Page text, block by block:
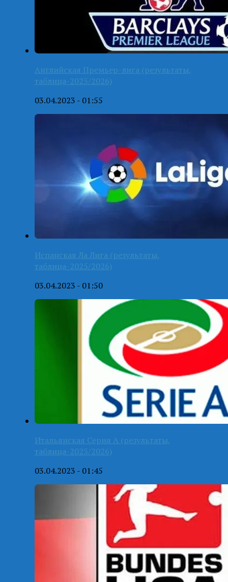
Английская Премьер-лига (результаты,
таблица-2025/2026)
03.04.2023 - 01:55
Испанская Ла Лига (результаты,
таблица-2025/2026)
03.04.2023 - 01:50
Итальянская Серия А (результаты,
таблица-2025/2026)
03.04.2023 - 01:45